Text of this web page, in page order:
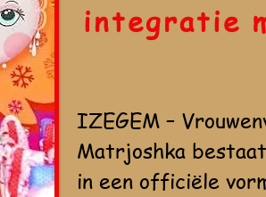
integratie
IZEGEM –
Matrjoshka
in een officiële